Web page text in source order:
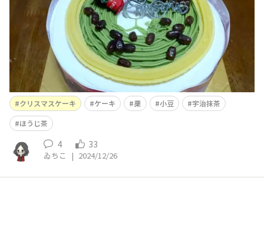
クリスマスケーキ ケーキ 栗 小豆
宇治抹茶
ほうじ茶
4 33
ゐちこ | 2024/12/26